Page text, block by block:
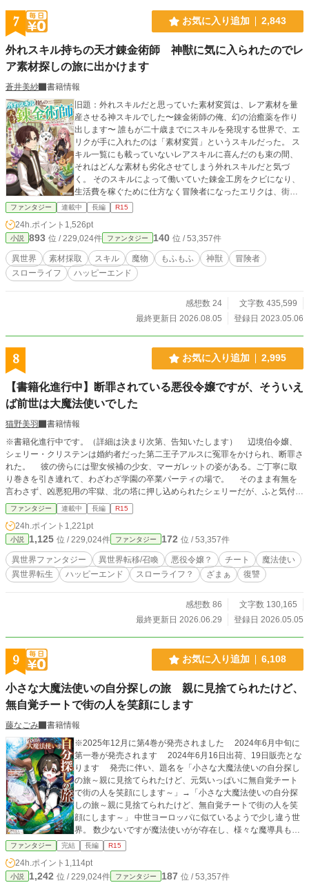
7 お気に入り追加 2,843
外れスキル持ちの天才錬金術師 神獣に気に入られたのでレ
ア素材探しの旅に出かけます
蒼井美紗
書籍情報
旧題：外れスキルだと思っていた素材変質は、レア素材を量
産させる神スキルでした〜錬金術師の俺、幻の治癒薬を作り
出します〜 誰もが二十歳までにスキルを発現する世界で、エ
リクが手に入れたのは「素材変質」というスキルだった。 ス
キル一覧にも載っていないレアスキルに喜んだのも束の間、
それはどんな素材も劣化させてしまう外れスキルだと気づ
く。 そのスキルによって働いていた錬金工房をクビになり、
生活費を稼ぐために仕方なく冒険者になったエリクは、街の
外で採取前の素材に触れたことでスキルの真価に気づいた。
「素材変質スキル」とは、採取前の素材に触れると、その素
材をより良いものに変化させるというものだったのだ。 スキ
ルの真の力に気づいたエリクは、その力によって激レア素材
も手に入れられるようになり、冒険者として、さらに錬金術
師としても頭角を表していく。 また、エリクのスキルを気に
入った存在が仲間になり――。
ファンタジー 連載中 長編 R15
24h.ポイント 1,526pt
小説 893 位 / 229,024件 ファンタジー 140 位 / 53,357件
異世界 素材採取 スキル 魔物 もふもふ 神獣
冒険者
スローライフ
ハッピーエンド
感想数 24
文字数 435,599
最終更新日 2026.08.05
登録日 2023.05.06
8 お気に入り追加 2,995
【書籍化進行中】断罪されている悪役令嬢ですが、そういえ
ば前世は大魔法使いでした
猫野美羽
書籍情報
※書籍化進行中です。（詳細は決まり次第、告知いたします） 辺境伯令嬢、
シェリー・クリステンは婚約者だった第二王子アルスに冤罪をかけられ、断罪さ
れた。 彼の傍らには聖女候補の少女、マーガレットの姿がある。ご丁寧に取
り巻きを引き連れて、わざわざ学園の卒業パーティの場で。 そのまま有無を
言わさず、凶悪犯用の牢獄、北の塔に押し込められたシェリーだが、ふと気付い
た。 （そう言えば、わたくし前世は大魔法使いでしたわ） 何の気なしに指を
振るえば、前世で修得した魔法は全て使えるようだ。 しかもなぜか、今生で
は初めて使うはずの空間魔法、【アイテムボックス】内には前世がっつり溜め込
んでいたお宝の数々はもちろんのこと、気に入りの家具や魔道具、着心地の良い
服に食糧まで大量に収納されていた。 （これだけ物資があれば、北の塔でも快
適に過ごせそうね？） こうして、前世が大魔法使いだったシェリーは劣悪な
牢獄を快適に改装し、楽しい北の塔暮らしを始めた。 面倒な王子妃教育をサ
大激怒して、国が崩壊の危機？ 知りませんわ。お父さまを怒らせたのはわたく
ただの罪人ですし。そういうのは聖女さまのお役目では？ 最強の大魔法使い
の生まれ変わり、シェリーは、もう我慢することをやめた。 これからは楽し
く怠惰に生きていくわ。北の塔って、とっても快適！ 悪役令嬢は牢獄暮らし
を満喫する。
ファンタジー 連載中 長編 R15
24h.ポイント 1,221pt
小説 1,125 位 / 229,024件 ファンタジー 172 位 / 53,357件
異世界ファンタジー 異世界転移/召喚 悪役令嬢？ チート
魔法使い
異世界転生
ハッピーエンド スローライフ？ ざまぁ 復讐
感想数 86
文字数 130,165
最終更新日 2026.06.29
登録日 2026.05.05
9 お気に入り追加 6,108
小さな大魔法使いの自分探しの旅 親に見捨てられたけど、
無自覚チートで街の人を笑顔にします
藤なごみ
書籍情報
※2025年12月に第4巻が発売されました 2024年6月中旬に
第一巻が発売されます 2024年6月16日出荷、19日販売とな
ります 発売に伴い、題名を「小さな大魔法使いの自分探し
の旅～親に見捨てられたけど、元気いっぱいに無自覚チート
で街の人を笑顔にします～」→「小さな大魔法使いの自分探
しの旅～親に見捨てられたけど、無自覚チートで街の人を笑
顔にします～」 中世ヨーロッパに似ているようで少し違う世
界。 数少ないですが魔法使いがが存在し、様々な魔導具も生
産され、人々の生活を支えています。 また、未開発の土地も
多く、数多くの冒険者が活動しています この世界のとある地
域では、シェルフィード王国とタターランド帝国という二つ
の国が争いを続けています 戦争を行る理由は様ながら長年戦
ファンタジー 完結 長編 R15
24h.ポイント 1,114pt
小説 1,242 位 / 229,024件 ファンタジー 187 位 / 53,357件